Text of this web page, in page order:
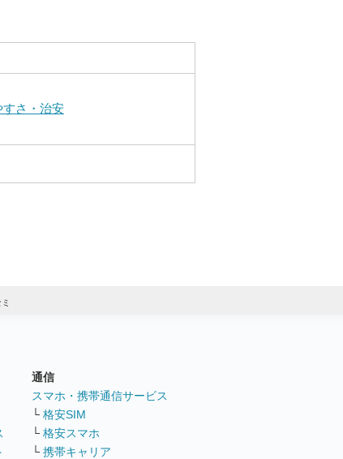
すさ・治安
通信
スマホ・携帯通信サービス
└ 格安SIM
└ 格安スマホ
└ 携帯キャリア